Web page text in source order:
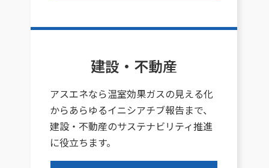
建設・不動産
アスエネなら温室効果ガスの見える化
からあらゆるイニシアチブ報告まで、
建設・不動産のサステナビリティ推進
に役立ちます。